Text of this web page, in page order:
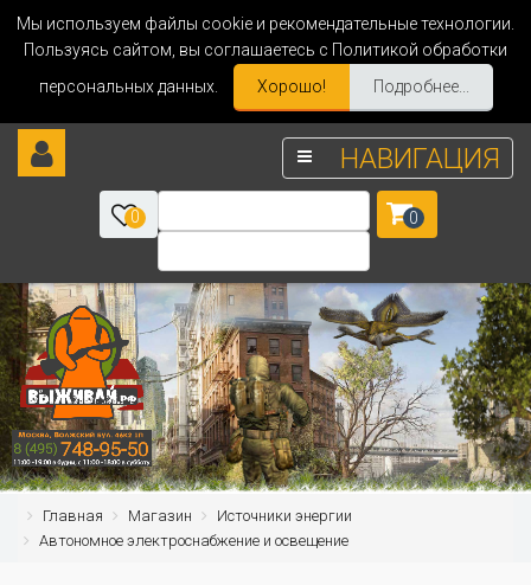
Мы используем файлы cookie и рекомендательные технологии.
Пользуясь сайтом, вы соглашаетесь с Политикой обработки
персональных данных.
Хорошо! Подробнее...
НАВИГАЦИЯ
0 0
Главная Магазин
Источники энергии
Автономное электроснабжение и освещение